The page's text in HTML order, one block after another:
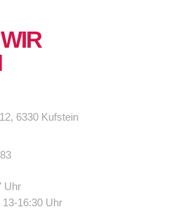
6330 Kufstein
Uhr
16:30 Uhr